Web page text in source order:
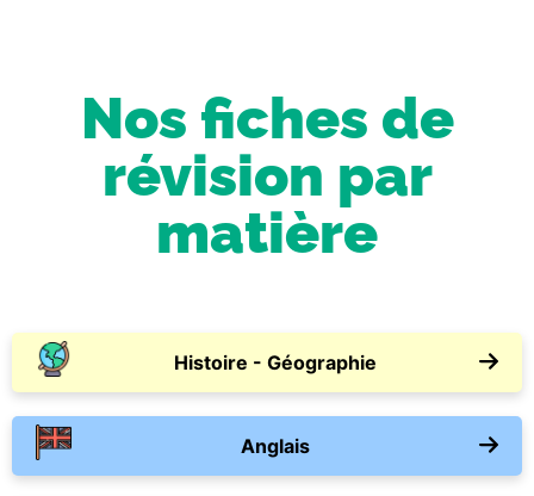
Nos fiches de
révision par
matière
Histoire - Géographie
Anglais